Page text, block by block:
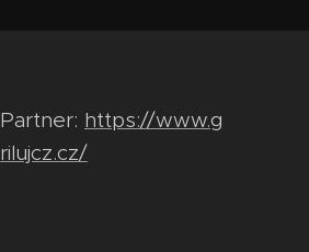
Partner: https://www.g
rilujcz.cz/